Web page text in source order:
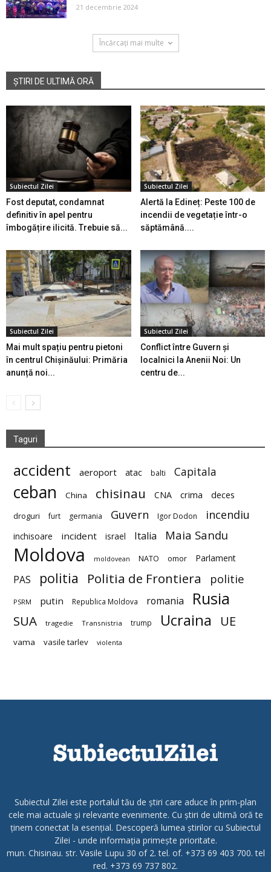
21 decembrie 2024
Încărcați mai multe
ȘTIRI DE ULTIMĂ ORĂ
Subiectul Zilei
Fost deputat, condamnat
definitiv în apel pentru
îmbogățire ilicită. Trebuie să...
Subiectul Zilei
Alertă la Edineț: Peste 100 de
incendii de vegetație într-o
săptămână....
Subiectul Zilei
Mai mult spațiu pentru pietoni
în centrul Chișinăului: Primăria
anunță noi...
Subiectul Zilei
Conflict între Guvern și
localnici la Anenii Noi: Un
centru de...
Taguri
accident aeroport atac balti Capitala
ceban China chisinau CNA crima deces
droguri furt germania Guvern Igor Dodon incendiu
inchisoare incident israel Italia Maia Sandu
Moldova moldovean NATO omor Parlament
PAS politia Politia de Frontiera politie
PSRM putin Republica Moldova romania Rusia
SUA tragedie Transnistria trump Ucraina UE
vama vasile tarlev violenta
Subiectul Zilei este portalul tău de știri care aduce în prim-plan
cele mai actuale și relevante evenimente. Cu știri de ultimă oră te
ținem conectat la esențial. Descoperă lumea știrilor cu Subiectul
Zilei - unde informația primește prioritate.
mun. Chisinau. str. Vasile Lupu 30 of 2. tel. of. +373 69 403 700. tel
red. +373 69 737 802.